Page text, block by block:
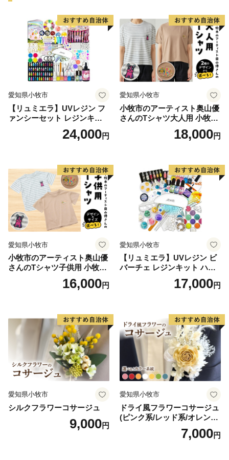
愛知県小牧市
【リュミエラ】UVレジン フ
ァンシーセット レジンキッ
ト ハンドメイド レジンクラ
フト アクセサリーキット 手
24,000円
愛知県小牧市
小牧市のアーティスト奥山優
さんのTシャツ大人用 小牧市
18,000円
愛知県小牧市
小牧市のアーティスト奥山優
さんのTシャツ子供用 小牧市
16,000円
愛知県小牧市
【リュミエラ】UVレジン ビ
バーチェ レジンキット ハン
ドメイド レジンクラフト ア
クセサリーキット 手作り セ
17,000円
愛知県小牧市
シルクフラワーコサージュ
9,000円
愛知県小牧市
ドライ風フラワーコサージュ
(ピンク系/レッド系/オレンジ
系/ホワイト系/イエロー系/グ
リーン系/ブルー系）7,000円